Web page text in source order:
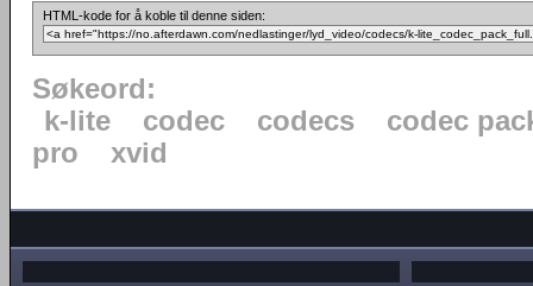
HTML-kode for å koble til denne siden:
Søkeord:
k-lite
codec codecs
codec
pro
xvid